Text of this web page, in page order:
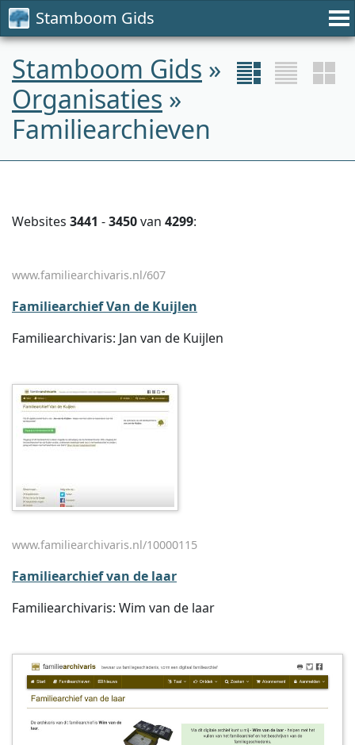
Stamboom Gids
Stamboom Gids »
Organisaties »
Familiearchieven
Websites 3441 -3450van 4299:
www.familiearchivaris.nl/607
Familiearchief Van de Kuijlen
Familiearchivaris: Jan van de Kuijlen
www.familiearchivaris.nl/10000115
Familiearchief van de laar
Familiearchivaris: Wim van de laar